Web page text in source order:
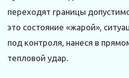
переходят границы
это состояние «жарой»,
под контроля, нанеся в
тепловой удар.